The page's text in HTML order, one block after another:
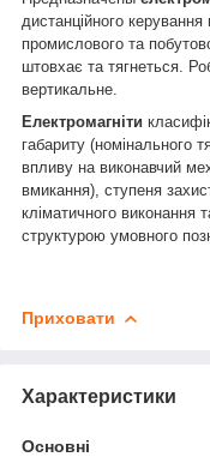
дистанційного
промислового та
штовхає та тягнеться.
вертикальне.
Електромагніти
габариту (номінального
впливу на виконавчий
вмикання), ступеня
кліматичного виконання
структурою умовного
Приховати
Характеристики
Основні